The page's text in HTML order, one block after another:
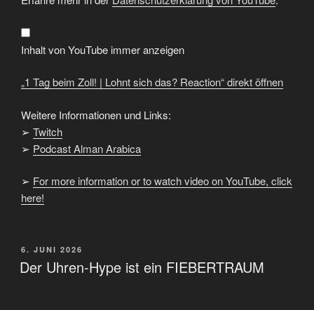
Zoll!
Lohnt
sich
das?
Reaction“
YouTube
anzeigen
Inhalt von YouTube immer anzeigen
„1 Tag beim Zoll! | Lohnt sich das? Reaction“ direkt öffnen
Weitere Informationen und Links:
➢ Twitch
➢ Podcast Alman Arabica
➢ For more information or to watch video on YouTube, click
here!
VERÖFFENTLICHT
AM
6. JUNI 2026
Der Uhren-Hype ist ein FIEBERTRAUM